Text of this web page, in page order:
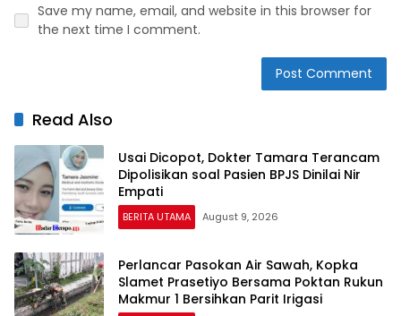
Save my name, email, and website in this browser for
the next time I comment.
Read Also
Usai Dicopot, Dokter Tamara Terancam
Dipolisikan soal Pasien BPJS Dinilai Nir
Empati
BERITA UTAMA August 9, 2026
Perlancar Pasokan Air Sawah, Kopka
Slamet Prasetiyo Bersama Poktan Rukun
Makmur 1 Bersihkan Parit Irigasi